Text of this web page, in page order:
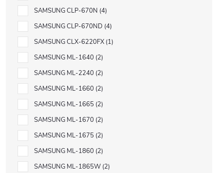
SAMSUNG CLP-670N 4
SAMSUNG CLP-670ND 4
SAMSUNG CLX-6220FX 1
SAMSUNG ML-1640 2
SAMSUNG ML-2240 2
SAMSUNG ML-1660 2
SAMSUNG ML-1665 2
SAMSUNG ML-1670 2
SAMSUNG ML-1675 2
SAMSUNG ML-1860 2
SAMSUNG ML-1865W 2